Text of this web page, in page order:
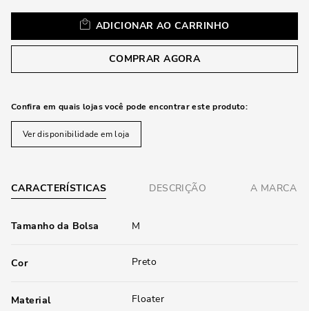
ADICIONAR AO CARRINHO
COMPRAR AGORA
Confira em quais lojas você pode encontrar este produto:
Ver disponibilidade em loja
CARACTERÍSTICAS DESCRIÇÃO A MARCA
Tamanho da Bolsa M
Cor Preto
Material Floater